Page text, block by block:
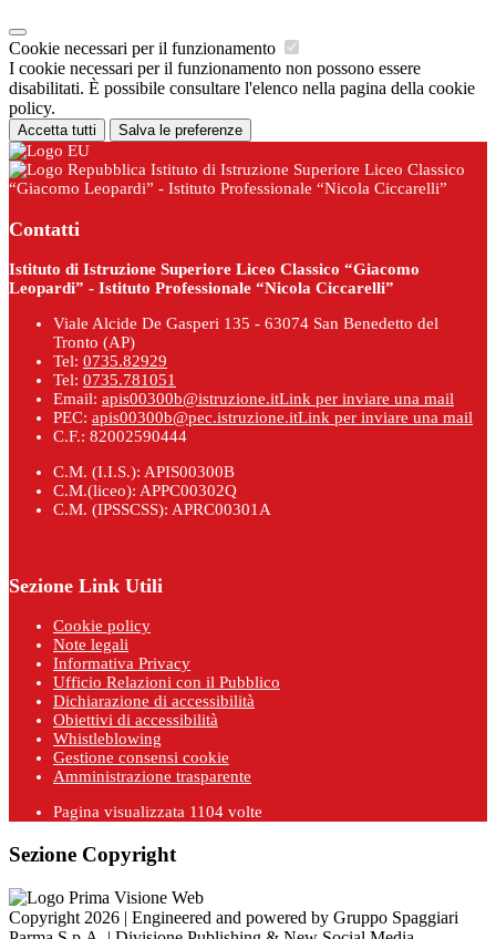
Cookie necessari per il funzionamento
I cookie necessari per il funzionamento non possono essere
disabilitati. È possibile consultare l'elenco nella pagina della cookie
policy.
Accetta tutti Salva le preferenze
Istituto di Istruzione Superiore Liceo Classico
“Giacomo Leopardi” - Istituto Professionale “Nicola Ciccarelli”
Contatti
Istituto di Istruzione Superiore Liceo Classico “Giacomo
Leopardi” - Istituto Professionale “Nicola Ciccarelli”
Viale Alcide De Gasperi 135 - 63074 San Benedetto del
Tronto (AP)
Tel: 0735.82929
Tel: 0735.781051
Email: apis00300b@istruzione.itLink per inviare una mail
PEC: apis00300b@pec.istruzione.itLink per inviare una mail
C.F.: 82002590444
C.M. (I.I.S.): APIS00300B
C.M.(liceo): APPC00302Q
C.M. (IPSSCSS): APRC00301A
Sezione Link Utili
Cookie policy
Note legali
Informativa Privacy
Ufficio Relazioni con il Pubblico
Dichiarazione di accessibilità
Obiettivi di accessibilità
Whistleblowing
Gestione consensi cookie
Amministrazione trasparente
Pagina visualizzata 1104 volte
Sezione Copyright
Copyright 2026 | Engineered and powered by Gruppo Spaggiari